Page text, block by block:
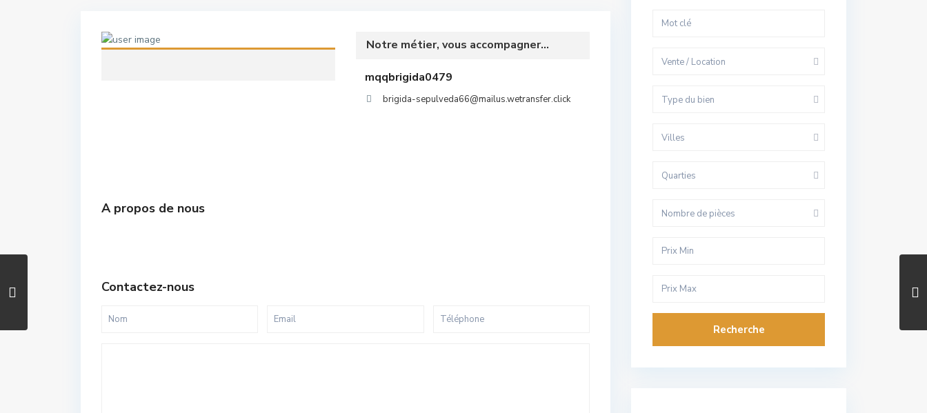
Notre métier, vous accompagner...
mqqbrigida0479
brigida-sepulveda66@mailus.wetransfer.click
A propos de nous
Contactez-nous
Vente / Location
Type du bien
Villes
Quarties
Nombre de pièces
Recherche